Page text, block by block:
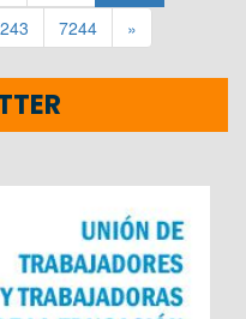
7244 »